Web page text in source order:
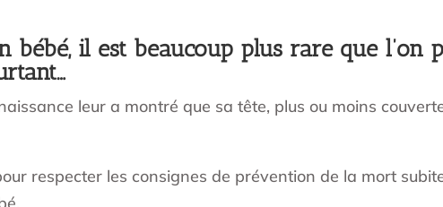
bébé, il est beaucoup plus rare que l’on
leur a montré que sa tête, plus ou moins
respecter les consignes de prévention de la mort